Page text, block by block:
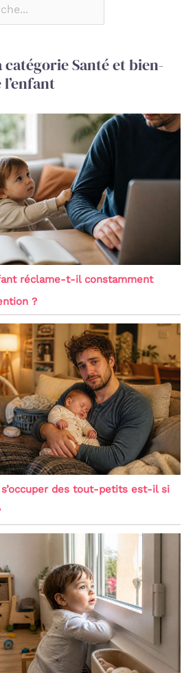
catégorie Santé et bien-
réclame-t-il constamment
?
s’occuper des tout-petits est-il si